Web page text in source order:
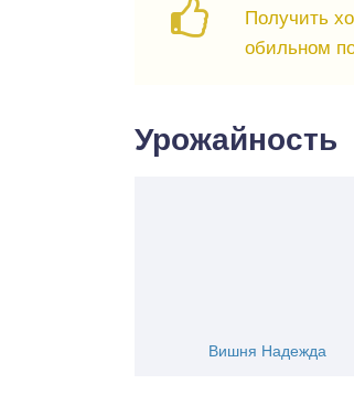
Получить
обильном
Урожайность
Вишня Надежда